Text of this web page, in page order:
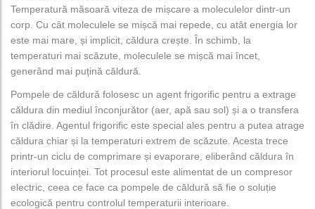
Temperatură măsoară viteza de mișcare a moleculelor dintr-un
corp. Cu cât moleculele se mișcă mai repede, cu atât energia lor
este mai mare, și implicit, căldura crește. În schimb, la
temperaturi mai scăzute, moleculele se mișcă mai încet,
generând mai puțină căldură.
Pompele de căldură folosesc un agent frigorific pentru a extrage
căldura din mediul înconjurător (aer, apă sau sol) și a o transfera
în clădire. Agentul frigorific este special ales pentru a putea atrage
căldura chiar și la temperaturi extrem de scăzute. Acesta trece
printr-un ciclu de comprimare și evaporare, eliberând căldura în
interiorul locuinței. Tot procesul este alimentat de un compresor
electric, ceea ce face ca pompele de căldură să fie o soluție
ecologică pentru controlul temperaturii interioare.